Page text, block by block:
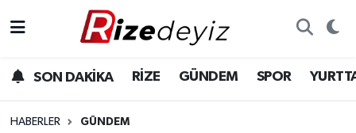
SON DAKİKA RİZE GÜNDEM SPOR
HABERLER GÜNDEM
Gündem
Rize Hava Durumu